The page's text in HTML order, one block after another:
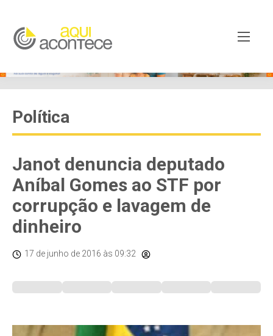
Política
Janot denuncia deputado
Aníbal Gomes ao STF por
corrupção e lavagem de
dinheiro
17 de junho de 2016 às 09:32